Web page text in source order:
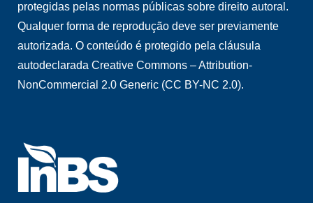
protegidas pelas normas públicas sobre direito autoral.
Qualquer forma de reprodução deve ser previamente
autorizada. O conteúdo é protegido pela cláusula
autodeclarada Creative Commons – Attribution-
NonCommercial 2.0 Generic (CC BY-NC 2.0).